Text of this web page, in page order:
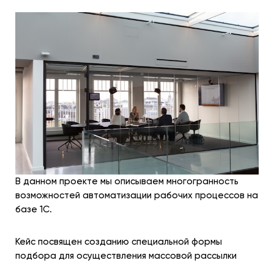
В данном проекте мы описываем многогранность
возможностей автоматизации рабочих процессов на
базе 1С.
Кейс посвящен созданию специальной формы
подбора для осуществления массовой рассылки